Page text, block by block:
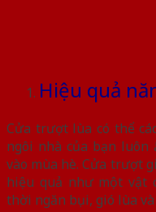
Hiệu quả
Cửa trượt lùa có thể
ngôi nhà của bạn luôn
vào mùa hè. Cửa trượt
hiệu quả như một vật
thời ngăn bụi, gió lùa